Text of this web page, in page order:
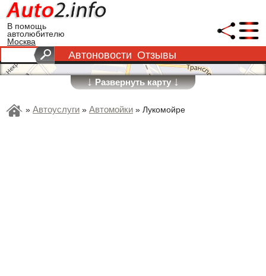
В помощь
автолюбителю
Москва
Автоновости Отзывы
↓Развернуть карту↓
» Автоуслуги » Автомойки » Лукомойре